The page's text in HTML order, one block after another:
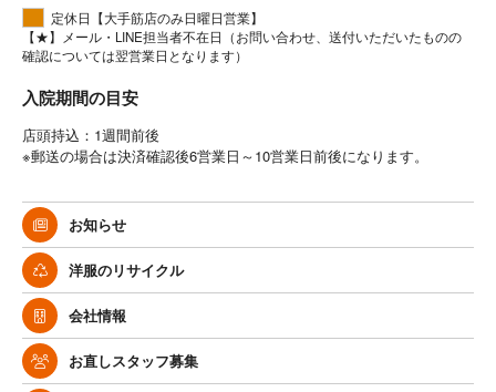
定休日【大手筋店のみ日曜日営業】
【★】メール・LINE担当者不在日（お問い合わせ、送付いただいたものの
確認については翌営業日となります）
入院期間の目安
店頭持込：1週間前後
※郵送の場合は決済確認後6営業日～10営業日前後になります。
お知らせ
洋服のリサイクル
会社情報
お直しスタッフ募集